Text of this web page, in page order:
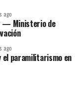
ago
— Ministerio de
ago
el paramilitarismo en